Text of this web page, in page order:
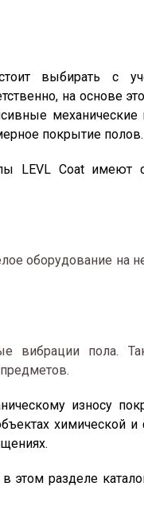
выбирать с
на основе
механические
покрытие полов.
LEVL Coat
оборудование на
вибрации пола.
износу
химической и
этом разделе